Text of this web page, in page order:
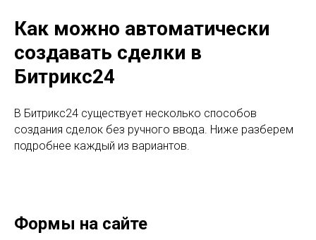
Как можно автоматически
создавать сделки в
Битрикс24
В Битрикс24 существует несколько способов
создания сделок без ручного ввода. Ниже разберем
подробнее каждый из вариантов.
Формы на сайте